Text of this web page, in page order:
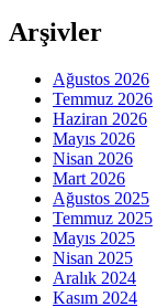
Arşivler
Ağustos 2026
Temmuz 2026
Haziran 2026
Mayıs 2026
Nisan 2026
Mart 2026
Ağustos 2025
Temmuz 2025
Mayıs 2025
Nisan 2025
Aralık 2024
Kasım 2024